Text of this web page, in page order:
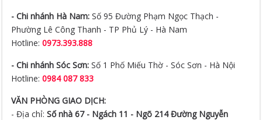
- Chi nhánh Hà Nam: Số 95 Đường Phạm Ngọc Thạch -
Phường Lê Công Thanh - TP Phủ Lý - Hà Nam
Hotline:0973.393.888
- Chi nhánh Sóc Sơn: Số 1 Phố Miếu Thờ - Sóc Sơn - Hà Nội
Hotline:0984 087 833
VĂN PHÒNG GIAO DỊCH:
- Địa chỉ:Số nhà 67 - Ngách 11 - Ngõ 214 Đường Nguyễn